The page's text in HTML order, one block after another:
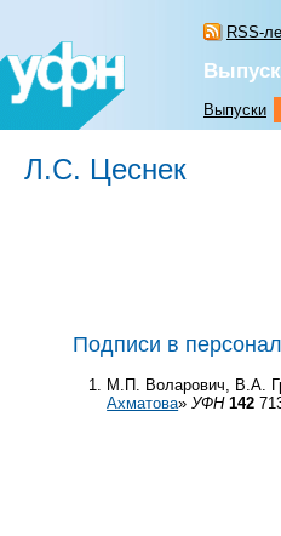
RSS-
Выпуски
Л.С. Цеснек
Подписи в
М.П. Воларович, В.А.
Ахматова»УФН 142